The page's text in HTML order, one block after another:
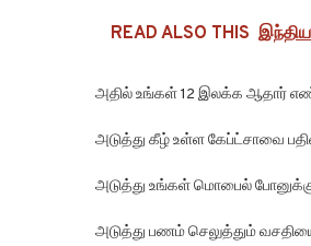
READ ALSO THIS
அதில் உங்கள் 12 இலக்க ஆதார்
அடுத்து கீழ் உள்ள கேப்ட்சாவை
அடுத்து உங்கள் மொபைல் போனுக்கு
அடுத்து பணம் செலுத்தும்